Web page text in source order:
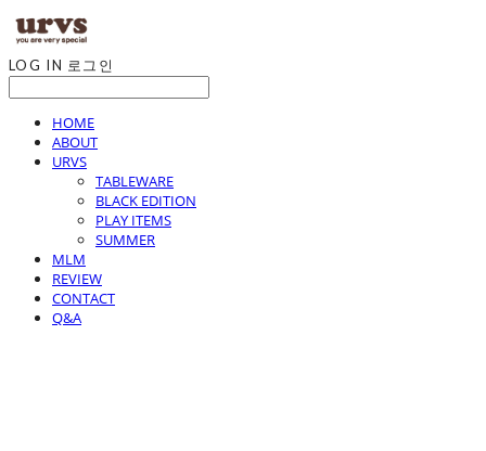
LOG IN 로그인
HOME
ABOUT
URVS
TABLEWARE
BLACK EDITION
PLAY ITEMS
SUMMER
MLM
REVIEW
CONTACT
Q&A